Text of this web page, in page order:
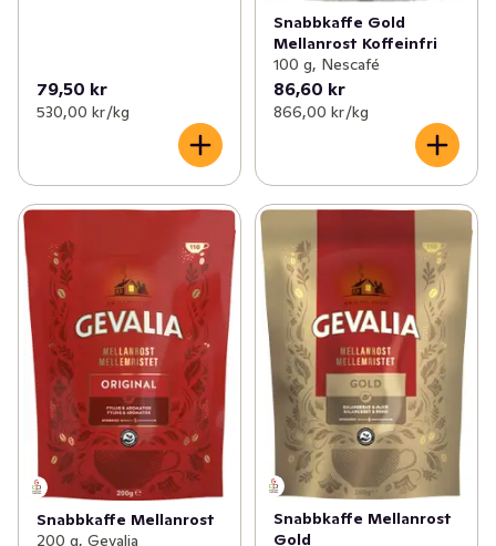
79,50 kr
530,00 kr /kg
Snabbkaffe Gold
Mellanrost Koffeinfri
100 g, Nescafé
86,60 kr
866,00 kr /kg
Snabbkaffe Mellanrost
200 g, Gevalia
Snabbkaffe Mellanrost
Gold